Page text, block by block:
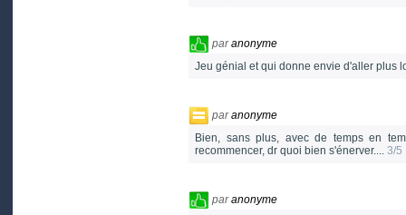
paranonyme
Jeu génial et qui donne envie d'aller plus
paranonyme
Bien, sans plus, avec de temps en
recommencer, dr quoi bien s'énerver.... 3/5
paranonyme